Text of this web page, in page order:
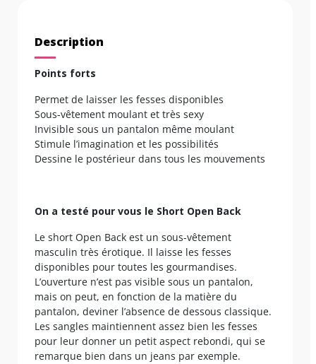
Description
Points forts
Permet de laisser les fesses disponibles
Sous-vêtement moulant et très sexy
Invisible sous un pantalon même moulant
Stimule l’imagination et les possibilités
Dessine le postérieur dans tous les mouvements
On a testé pour vous le Short Open Back
Le short Open Back est un sous-vêtement
masculin très érotique. Il laisse les fesses
disponibles pour toutes les gourmandises.
L’ouverture n’est pas visible sous un pantalon,
mais on peut, en fonction de la matière du
pantalon, deviner l’absence de dessous classique.
Les sangles maintiennent assez bien les fesses
pour leur donner un petit aspect rebondi, qui se
remarque bien dans un jeans par exemple.